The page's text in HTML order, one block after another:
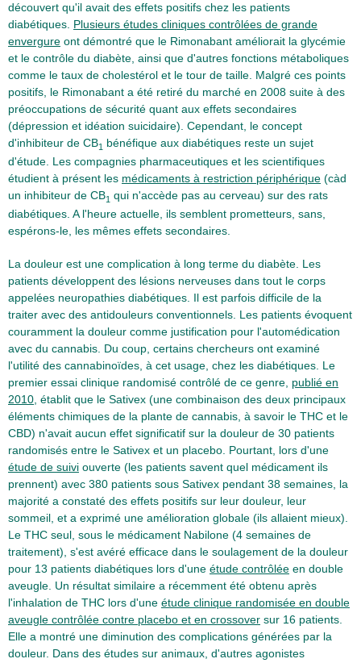
découvert qu'il avait des effets positifs chez les patients
diabétiques. Plusieurs études cliniques contrôlées de grande
envergure ont démontré que le Rimonabant améliorait la glycémie
et le contrôle du diabète, ainsi que d'autres fonctions métaboliques
comme le taux de cholestérol et le tour de taille. Malgré ces points
positifs, le Rimonabant a été retiré du marché en 2008 suite à des
préoccupations de sécurité quant aux effets secondaires
(dépression et idéation suicidaire). Cependant, le concept
d'inhibiteur de CB1
bénéfique aux diabétiques reste un sujet
d'étude. Les compagnies pharmaceutiques et les scientifiques
étudient à présent les médicaments à restriction périphérique (càd
un inhibiteur de CB1 qui n'accède pas au cerveau) sur des rats
diabétiques. A l'heure actuelle, ils semblent prometteurs, sans,
espérons-le, les mêmes effets secondaires.
La douleur est une complication à long terme du diabète. Les
patients développent des lésions nerveuses dans tout le corps
appelées neuropathies diabétiques. Il est parfois difficile de la
traiter avec des antidouleurs conventionnels. Les patients évoquent
couramment la douleur comme justification pour l'automédication
avec du cannabis. Du coup, certains chercheurs ont examiné
l'utilité des cannabinoïdes, à cet usage, chez les diabétiques. Le
premier essai clinique randomisé contrôlé de ce genre, publié en
2010 , établit que le Sativex (une combinaison des deux principaux
éléments chimiques de la plante de cannabis, à savoir le THC et le
CBD) n'avait aucun effet significatif sur la douleur de 30 patients
randomisés entre le Sativex et un placebo. Pourtant, lors d'une
étude de suivi ouverte (les patients savent quel médicament ils
prennent) avec 380 patients sous Sativex pendant 38 semaines, la
majorité a constaté des effets positifs sur leur douleur, leur
sommeil, et a exprimé une amélioration globale (ils allaient mieux).
Le THC seul, sous le médicament Nabilone (4 semaines de
traitement), s'est avéré efficace dans le soulagement de la douleur
pour 13 patients diabétiques lors d'une étude contrôlée en double
aveugle. Un résultat similaire a récemment été obtenu après
l'inhalation de THC lors d'une étude clinique randomisée en double
aveugle contrôlée contre placebo et en crossover sur 16 patients.
Elle a montré une diminution des complications générées par la
douleur. Dans des études sur animaux, d'autres agonistes